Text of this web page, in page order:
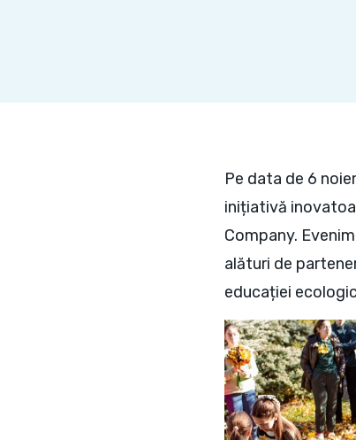
Pe data de 6
inițiativă
Company.
alături de
educației